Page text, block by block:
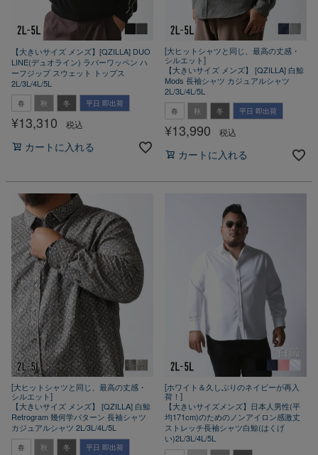
【大きいサイズ メンズ】[QZILLA] DUO
LINE(デュオライン) ラバーワッペン ハ
ーフジップ スウェット トップス
2L/3L/4L/5L
春 秋 冬 平日 即出荷
¥13,310 税込
カートに入れる
[大ヒットシャツと同じ、最高の丈感・
シルエット]
【大きいサイズ メンズ】 [QZILLA] 白鯨
Mods 長袖シャツ カジュアルシャツ
2L/3L/4L/5L
春 秋 冬 平日 即出荷
¥13,990 税込
カートに入れる
[大ヒットシャツと同じ、最高の丈感・
シルエット]
【大きいサイズ メンズ】 [QZILLA] 白鯨
Retrogram 幾何学パターン 長袖シャツ
カジュアルシャツ 2L/3L/4L/5L
春 秋 冬 平日 即出荷
[ホワイト＆久しぶりのネイビーが再入
荷！]
【大きいサイズメンズ】日本人男性(平
均171cm)のためのノンアイロン感激丈
ストレッチ長袖シャツ白鯨(はくげ
い)2L/3L/4L/5L